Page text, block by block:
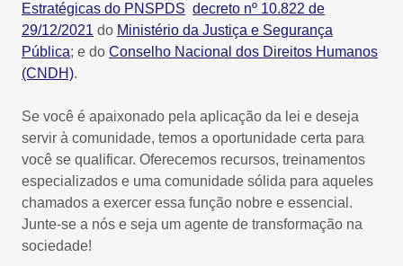
Estratégicas do PNSPDS decreto nº 10.822 de
29/12/2021 do Ministério da Justiça e Segurança
Pública; e do Conselho Nacional dos Direitos Humanos
(CNDH).
Se você é apaixonado pela aplicação da lei e deseja
servir à comunidade, temos a oportunidade certa para
você se qualificar. Oferecemos recursos, treinamentos
especializados e uma comunidade sólida para aqueles
chamados a exercer essa função nobre e essencial.
Junte-se a nós e seja um agente de transformação na
sociedade!